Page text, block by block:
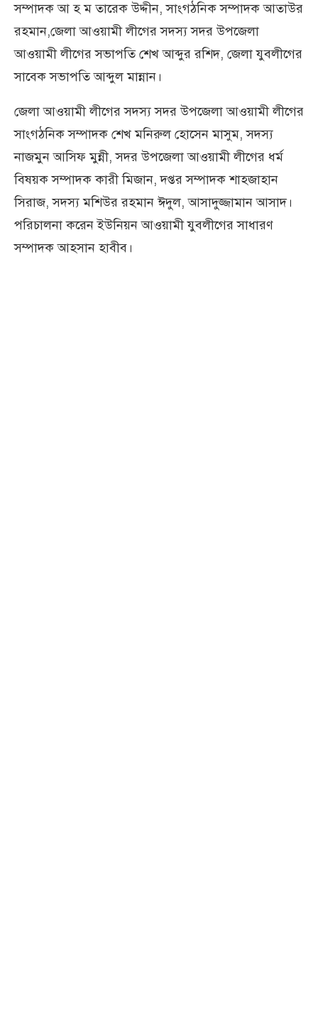
সম্পাদক আ হ ম তারেক উদ্দীন, সাংগঠনিক সম্পাদক আতাউর
রহমান,জেলা আওয়ামী লীগের সদস্য সদর উপজেলা
আওয়ামী লীগের সভাপতি শেখ আব্দুর রশিদ, জেলা যুবলীগের
সাবেক সভাপতি আব্দুল মান্নান।
জেলা আওয়ামী লীগের সদস্য সদর উপজেলা আওয়ামী লীগের
সাংগঠনিক সম্পাদক শেখ মনিরুল হোসেন মাসুম, সদস্য
নাজমুন আসিফ মুন্নী, সদর উপজেলা আওয়ামী লীগের ধর্ম
বিষয়ক সম্পাদক কারী মিজান, দপ্তর সম্পাদক শাহজাহান
সিরাজ, সদস্য মশিউর রহমান ঈদুল, আসাদুজ্জামান আসাদ।
পরিচালনা করেন ইউনিয়ন আওয়ামী যুবলীগের সাধারণ
সম্পাদক আহসান হাবীব।